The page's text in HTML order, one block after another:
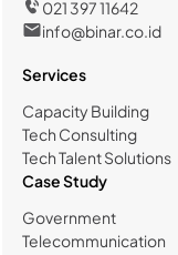
021 397 11642
info@binar.co.id
Services
Capacity Building
Tech Consulting
Tech Talent Solutions
Case Study
Government
Telecommunication